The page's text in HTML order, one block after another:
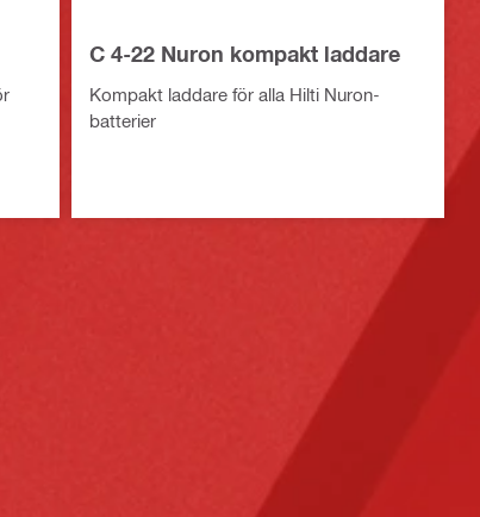
C 4-22 Nuron kompakt laddare
Kompakt laddare för alla Hilti Nuron-
batterier